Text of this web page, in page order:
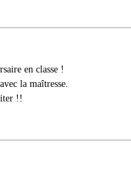
en classe !
la maîtresse.
!!